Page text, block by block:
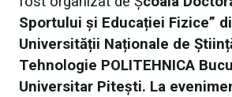
Sportului și Educației Fizice”
Universității Naționale de
Tehnologie POLITEHNICA
Universitar Pitești. La